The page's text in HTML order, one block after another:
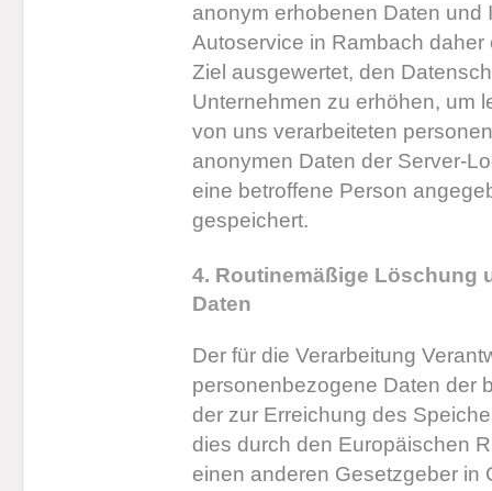
anonym erhobenen Daten und
Autoservice in Rambach
Ziel ausgewertet, den
Unternehmen zu erhöhen, um
von uns verarbeiteten
anonymen Daten der Server-
eine betroffene Person
gespeichert.
4. Routinemäßige Löschung
Daten
Der für die Verarbeitung
personenbezogene Daten der
der zur Erreichung des
dies durch den Europäischen
einen anderen Gesetzgeber in